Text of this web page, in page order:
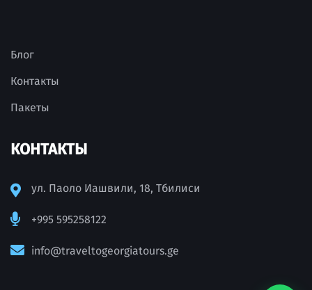
Блог
Контакты
Пакеты
КОНТАКТЫ
ул. Паоло Иашвили, 18, Тбилиси
+995 595258122
info@traveltogeorgiatours.ge